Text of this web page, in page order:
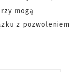
mogą
z pozwoleniem